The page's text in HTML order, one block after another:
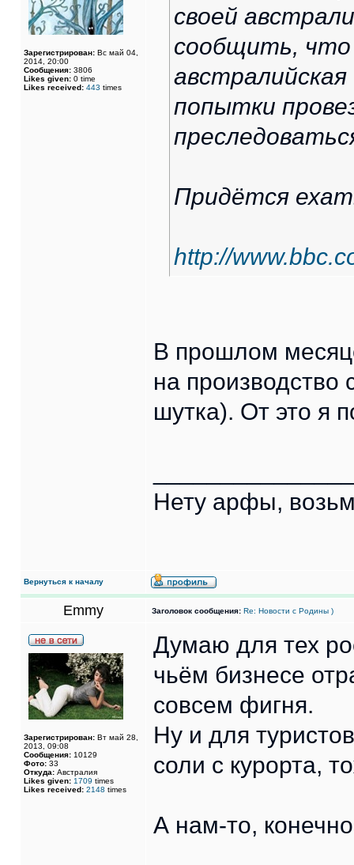
Зарегистрирован: Вс май 04,
2014, 20:00
Сообщения: 3806
Likes given: 0 time
Likes received: 443 times
своей
сообщить, что
попытки
Придётся
http://
В прошлом
на
шутка). От это я
Нету арфы,
Вернуться к началу
Emmy Заголовок сообщения: Re: Новости с Родины )
Зарегистрирован: Вт май 28,
2013, 09:08
Сообщения: 10129
Фото: 33
Откуда: Австралия
Likes given: 1709 times
Likes received: 2148 times
Думаю для тех
чьём бизнесе
совсем фигня.
Ну и для
соли с курорта,
А нам-то,